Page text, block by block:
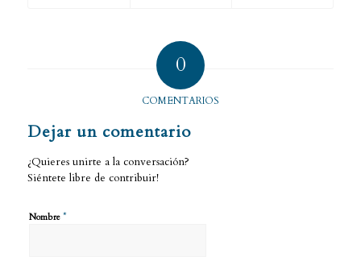
0
COMENTARIOS
Dejar un comentario
¿Quieres unirte a la conversación?
Siéntete libre de contribuir!
Nombre *